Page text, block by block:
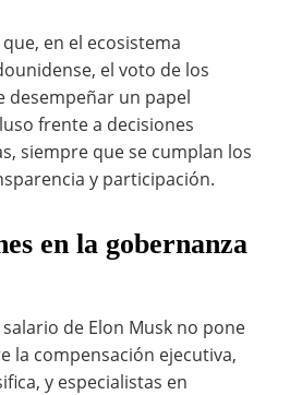
en el ecosistema
el voto de los
desempeñar un papel
frente a decisiones
siempre que se cumplan los
y participación.
en la gobernanza
de Elon Musk no pone
la compensación ejecutiva,
y especialistas en